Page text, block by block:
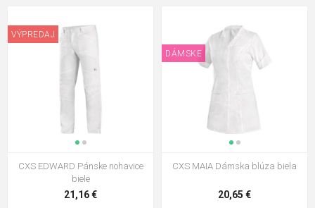
VÝPREDAJ
CXS EDWARD Pánske nohavice
biele
21,16 €
DÁMSKE
CXS MAIA Dámska blúza biela
20,65 €